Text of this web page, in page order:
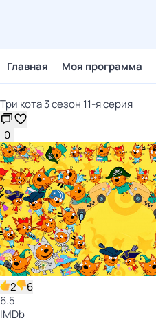
Главная Моя программа
Три кота 3 сезон 11-я серия
0
2
6
6.5
IMDb